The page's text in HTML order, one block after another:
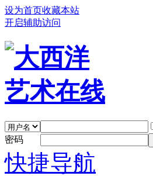
设为首页收藏本站
开启辅助访问
密码
快捷导航